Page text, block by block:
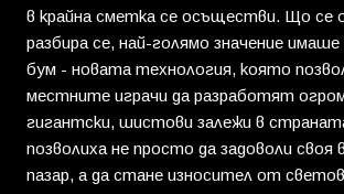
в крайна сметка се осъществи. Що се
разбира се, най-голямо значение
бум - новата технология, която
местните играчи да разработят
гигантски, шистови залежи в
позволиха не просто да задоволи
пазар, а да стане износител от